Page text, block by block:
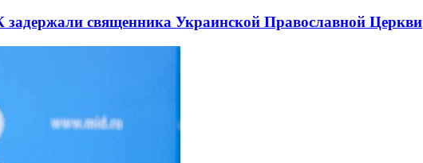
священника Украинской Православной Церкви